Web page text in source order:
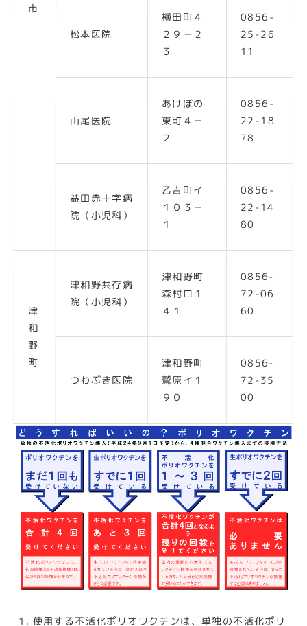
市
松本医院
横田町４
２９－２
３
0856-
25-26
11
山尾医院
あけぼの
東町４－
２
0856-
22-18
78
益田赤十字病
院（小児科）
乙吉町イ
１０３－
１
0856-
22-14
80
津
和
野
町
津和野共存病
院（小児科）
津和野町
森村ロ１
４１
0856-
72-06
60
つわぶき医院
津和野町
鷲原イ１
９０
0856-
72-35
00
使用する不活化ポリオワクチンは、単独の不活化ポリ